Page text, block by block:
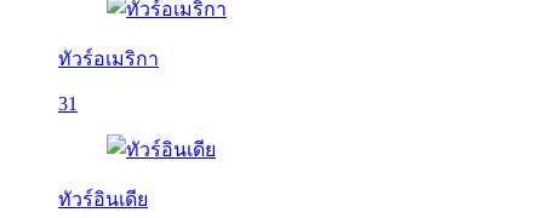
ทัวร์อเมริกา
31
ทัวร์อินเดีย